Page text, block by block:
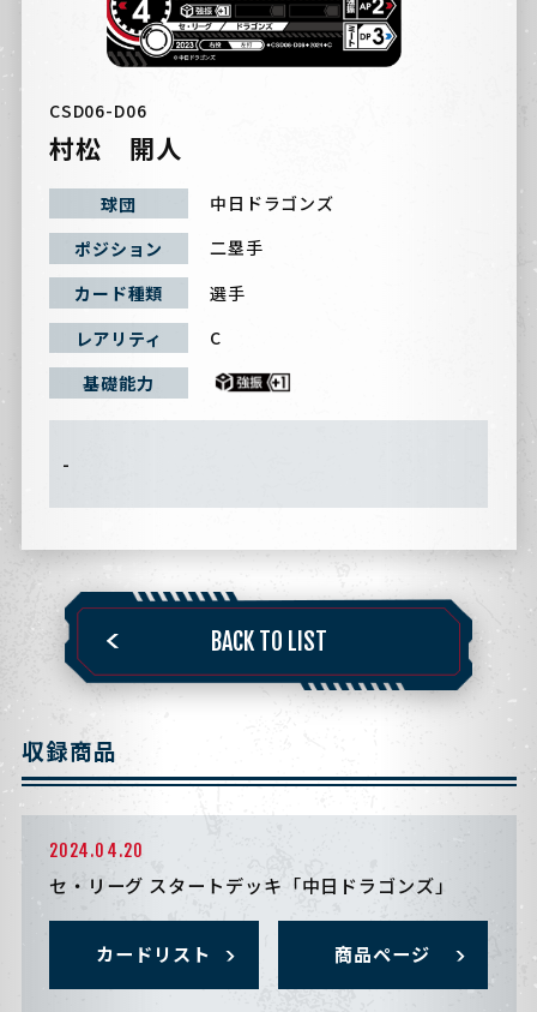
CSD06-D06
村松 開人
球団
中日ドラゴンズ
ポジション
二塁手
カード種類
選手
レアリティ
C
基礎能力
-
BACK TO LIST
収録商品
2024.04.20
セ・リーグ スタートデッキ「中日ドラゴンズ」
カードリスト 商品ページ